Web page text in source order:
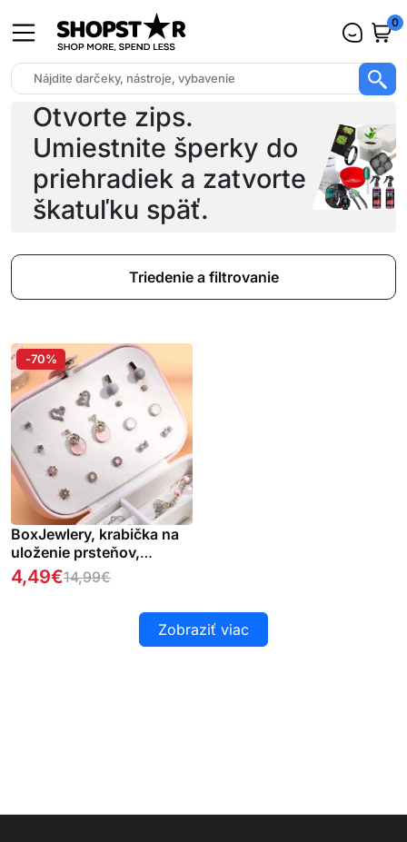
0
Otvorte zips.
Umiestnite šperky do
priehradiek a zatvorte
škatuľku späť.
Triedenie a filtrovanie
BoxJewlery, krabička na
uloženie prsteňov,
náušníc, náhrdelníkov a
iných šperkov
4,49€14,99€
-70%
Zobraziť viac